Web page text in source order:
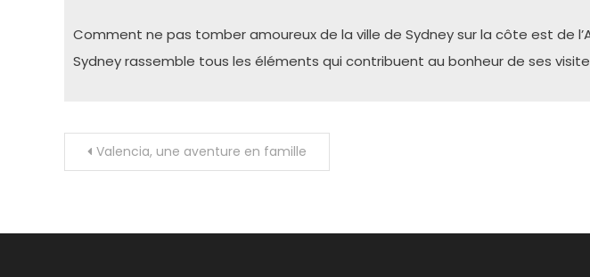
Comment ne pas tomber amoureux de la ville de Sydney sur la côte est de
Sydney rassemble tous les éléments qui contribuent au bonheur de ses
Navigation
l’article
Valencia, une aventure en famille